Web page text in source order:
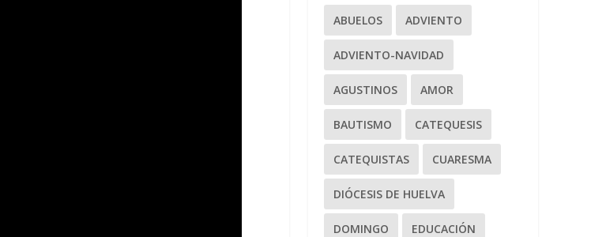
ABUELOS ADVIENTO
ADVIENTO-NAVIDAD
AGUSTINOS AMOR
BAUTISMO CATEQUESIS
CATEQUISTAS CUARESMA
DIÓCESIS DE HUELVA
DOMINGO EDUCACIÓN